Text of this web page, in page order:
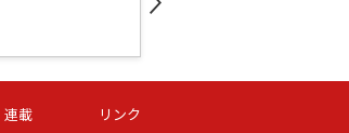
第16節 09/06 (日) 15:00
連載 リンク